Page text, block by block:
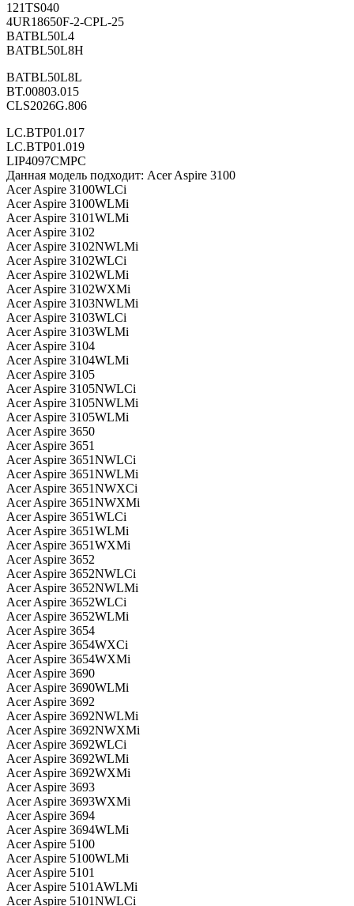
121TS040
4UR18650F-2-CPL-25
BATBL50L4
BATBL50L8H
BATBL50L8L
BT.00803.015
CLS2026G.806
LC.BTP01.017
LC.BTP01.019
LIP4097CMPC
Данная модель подходит: Acer Aspire 3100
Acer Aspire 3100WLCi
Acer Aspire 3100WLMi
Acer Aspire 3101WLMi
Acer Aspire 3102
Acer Aspire 3102NWLMi
Acer Aspire 3102WLCi
Acer Aspire 3102WLMi
Acer Aspire 3102WXMi
Acer Aspire 3103NWLMi
Acer Aspire 3103WLCi
Acer Aspire 3103WLMi
Acer Aspire 3104
Acer Aspire 3104WLMi
Acer Aspire 3105
Acer Aspire 3105NWLCi
Acer Aspire 3105NWLMi
Acer Aspire 3105WLMi
Acer Aspire 3650
Acer Aspire 3651
Acer Aspire 3651NWLCi
Acer Aspire 3651NWLMi
Acer Aspire 3651NWXCi
Acer Aspire 3651NWXMi
Acer Aspire 3651WLCi
Acer Aspire 3651WLMi
Acer Aspire 3651WXMi
Acer Aspire 3652
Acer Aspire 3652NWLCi
Acer Aspire 3652NWLMi
Acer Aspire 3652WLCi
Acer Aspire 3652WLMi
Acer Aspire 3654
Acer Aspire 3654WXCi
Acer Aspire 3654WXMi
Acer Aspire 3690
Acer Aspire 3690WLMi
Acer Aspire 3692
Acer Aspire 3692NWLMi
Acer Aspire 3692NWXMi
Acer Aspire 3692WLCi
Acer Aspire 3692WLMi
Acer Aspire 3692WXMi
Acer Aspire 3693
Acer Aspire 3693WXMi
Acer Aspire 3694
Acer Aspire 3694WLMi
Acer Aspire 5100
Acer Aspire 5100WLMi
Acer Aspire 5101
Acer Aspire 5101AWLMi
Acer Aspire 5101NWLCi